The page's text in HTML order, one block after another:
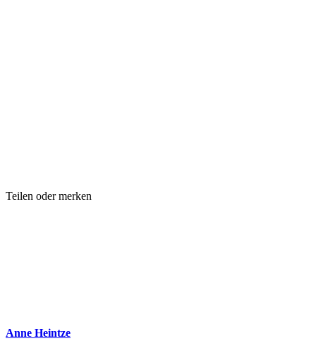
Teilen oder merken
Anne Heintze